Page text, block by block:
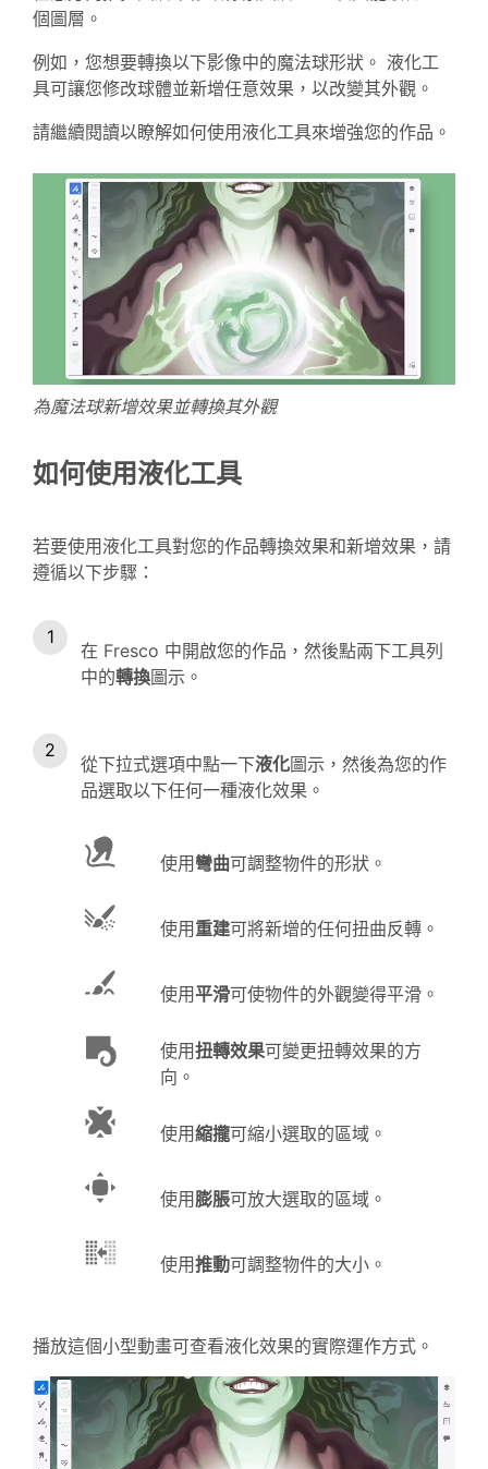
個圖層。
例如，您想要轉換以下影像中的魔法球形狀。 液化工
具可讓您修改球體並新增任意效果，以改變其外觀。
請繼續閱讀以瞭解如何使用液化工具來增強您的作品。
為魔法球新增效果並轉換其外觀
如何使用液化工具
若要使用液化工具對您的作品轉換效果和新增效果，請
遵循以下步驟：
在 Fresco 中開啟您的作品，然後點兩下工具列
中的轉換圖示。
從下拉式選項中點一下液化圖示，然後為您的作
品選取以下任何一種液化效果。
使用 彎曲可調整物件的形狀。
使用 重建可將新增的任何扭曲反轉。
使用平滑可使物件的外觀變得平滑。
使用扭轉效果可變更扭轉效果的方
向。
使用縮攏可縮小選取的區域。
使用膨脹可放大選取的區域。
使用推動可調整物件的大小。
播放這個小型動畫可查看液化效果的實際運作方式。